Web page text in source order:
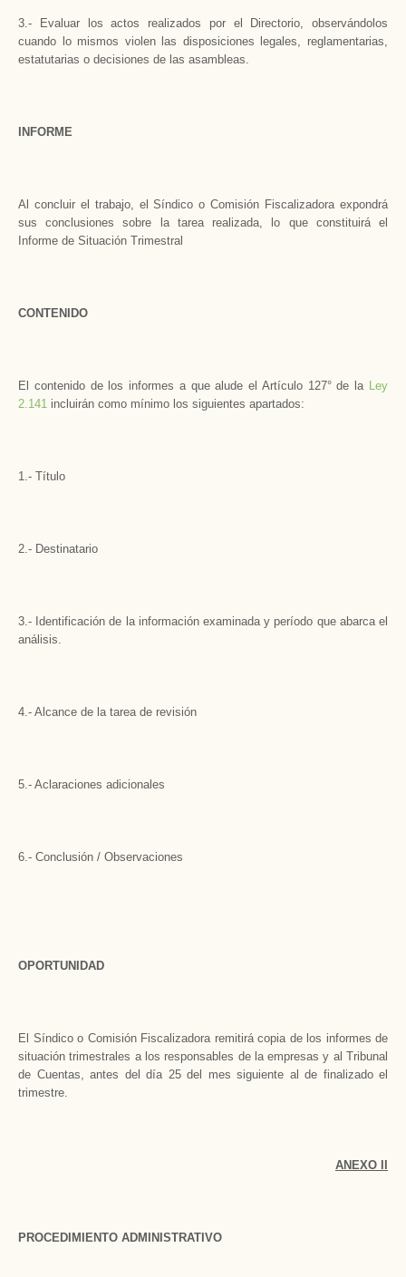
3.- Evaluar los actos realizados por el Directorio, observándolos
cuando lo mismos violen las disposiciones legales, reglamentarias,
estatutarias o decisiones de las asambleas.
INFORME
Al concluir el trabajo, el Síndico o Comisión Fiscalizadora expondrá
sus conclusiones sobre la tarea realizada, lo que constituirá el
Informe de Situación Trimestral
CONTENIDO
El contenido de los informes a que alude el Artículo 127° de la Ley
2.141 incluirán como mínimo los siguientes apartados:
1.- Título
2.- Destinatario
3.- Identificación de la información examinada y período que abarca el
análisis.
4.- Alcance de la tarea de revisión
5.- Aclaraciones adicionales
6.- Conclusión / Observaciones
OPORTUNIDAD
El Síndico o Comisión Fiscalizadora remitirá copia de los informes de
situación trimestrales a los responsables de la empresas y al Tribunal
de Cuentas, antes del día 25 del mes siguiente al de finalizado el
trimestre.
ANEXO II
PROCEDIMIENTO ADMINISTRATIVO